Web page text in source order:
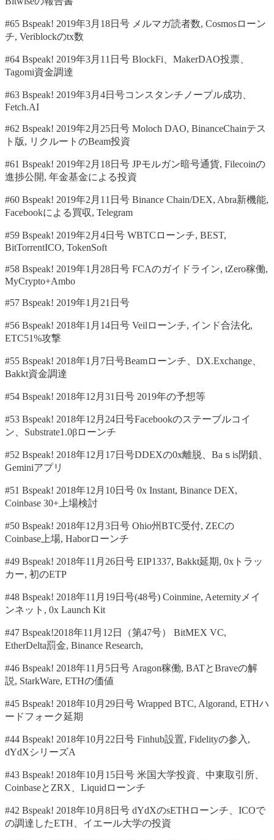
#65 Bspeak! 2019年3月18日号 メルマガ読者数, Cosmosローン
チ, Veriblockのtx数
#64 Bspeak! 2019年3月11日号 BlockFi、MakerDAO投票、
Tagomi資金調達
#63 Bspeak! 2019年3月4日号コンスタンチノープル成功、
Fetch.AI
#62 Bspeak! 2019年2月25日号 Moloch DAO, BinanceChainテス
ト版, リクルートのBeam投資
#61 Bspeak! 2019年2月18日号 JPモルガン暗号通貨, Filecoinの
進捗公開, 年金基金による投資
#60 Bspeak! 2019年2月11日号 Binance Chain/DEX, Abra新機能,
Facebookによる買収, Telegram
#59 Bspeak! 2019年2月4日号 WBTCローンチ, BEST,
BitTorrentICO, TokenSoft
#58 Bspeak! 2019年1月28日号 FCAのガイドライン, tZero稼働,
MyCrypto+Ambo
#57 Bspeak! 2019年1月21日号
#56 Bspeak! 2018年1月14日号 Veilローンチ, インド合法化,
ETC51%攻撃
#55 Bspeak! 2018年1月7日号Beamローンチ、DX.Exchange、
Bakkt資金調達
#54 Bspeak! 2018年12月31日号 2019年の予想等
#53 Bspeak! 2018年12月24日号Facebookのステーブルコイ
ン、Substrate1.0βローンチ
#52 Bspeak! 2018年12月17日号DDEXの0x離脱、Baｓis閉鎖、
Geminiアプリ
#51 Bspeak! 2018年12月10日号 0x Instant, Binance DEX,
Coinbase 30+上場検討
#50 Bspeak! 2018年12月3日号 Ohio州BTC受付, ZECの
Coinbase上場, Haborローンチ
#49 Bspeak! 2018年11月26日号 EIP1337, Bakkt延期, 0xトラッ
カー, 初のETP
#48 Bspeak! 2018年11月19日号(48号) Coinmine, Aeternityメイ
ンネット, 0x Launch Kit
#47 Bspeak!2018年11月12日（第47号） BitMEX VC,
EtherDelta罰金, Binance Research,
#46 Bspeak! 2018年11月5日号 Aragon稼働, BATとBraveの解
説, StarkWare, ETHの価値
#45 Bspeak! 2018年10月29日号 Wrapped BTC, Algorand, ETHハ
ードフォーク延期
#44 Bspeak! 2018年10月22日号 Finhub設置, Fidelityの参入,
dYdXシリーズA
#43 Bspeak! 2018年10月15日号 米国大学投資、中東取引所、
CoinbaseとZRX、Liquidローンチ
#42 Bspeak! 2018年10月8日号 dYdXのsETHローンチ、ICOで
の調達したETH、イエール大学の投資